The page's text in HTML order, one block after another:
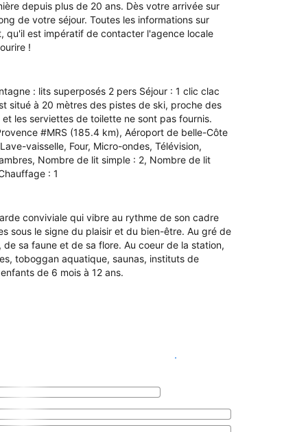
depuis plus de 20 ans. Dès votre arrivée sur
de votre séjour. Toutes les informations sur
qu'il est impératif de contacter l'agence locale
!
: lits superposés 2 pers Séjour : 1 clic clac
situé à 20 mètres des pistes de ski, proche des
les serviettes de toilette ne sont pas fournis.
#MRS (185.4 km), Aéroport de belle-Côte
vaisselle, Four, Micro-ondes, Télévision,
Nombre de lit simple : 2, Nombre de lit
: 1
conviviale qui vibre au rythme de son cadre
sous le signe du plaisir et du bien-être. Au gré de
sa faune et de sa flore. Au coeur de la station,
toboggan aquatique, saunas, instituts de
de 6 mois à 12 ans.
Voir les disponibilités